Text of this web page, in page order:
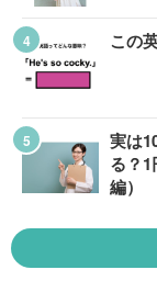
この
実は
る？
編）